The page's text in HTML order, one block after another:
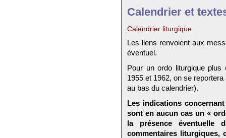
Calendrier et
Calendrier liturgique
Les liens renvoient aux
éventuel.
Pour un ordo liturgique plus
1955 et 1962, on se
au bas du calendrier).
Les indications
sont en aucun cas un «
la présence éventuelle
commentaires liturgiques,